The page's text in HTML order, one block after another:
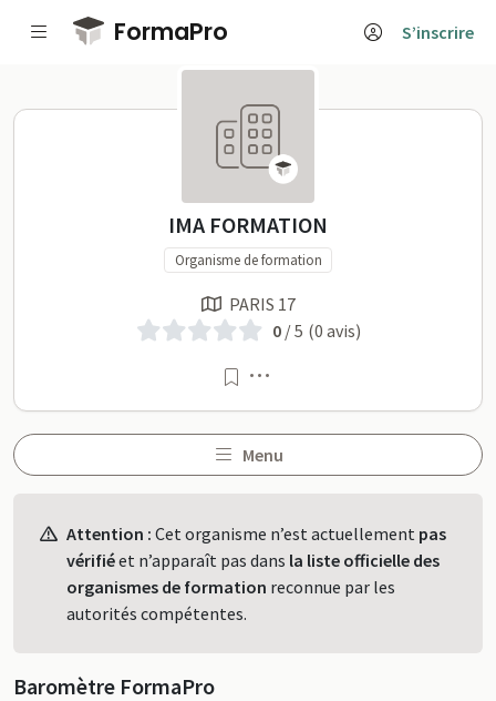
Passer au contenu principal
FormaPro S’inscrire
IMA FORMATION sur
IMA FORMATION
Organisme de formation
PARIS 17
0/ 5 (0 avis)
Menu
Attention : Cet organisme n’est actuellement pas
vérifiéet n’apparaît pas dans la liste officielle des
organismes de formation reconnue par les
autorités compétentes.
Baromètre FormaPro